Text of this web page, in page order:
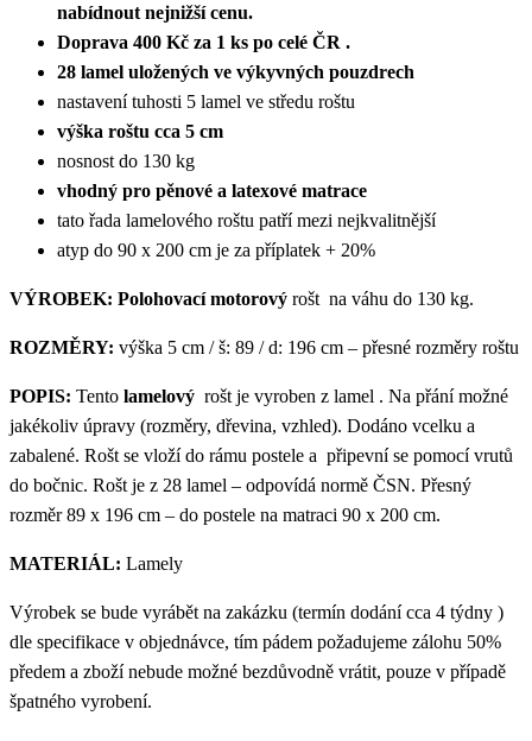
nabídnout nejnižší cenu.
Doprava 400 Kč za 1 ks po celé ČR .
28 lamel uložených ve výkyvných pouzdrech
nastavení tuhosti 5 lamel ve středu roštu
výška roštu cca 5 cm
nosnost do 130 kg
vhodný pro pěnové a latexové matrace
tato řada lamelového roštu patří mezi nejkvalitnější
atyp do 90 x 200 cm je za příplatek + 20%
VÝROBEK: Polohovací motorový rošt na váhu do 130 kg.
ROZMĚRY: výška 5 cm / š: 89 / d: 196 cm – přesné rozměry roštu
POPIS: Tento lamelový rošt je vyroben z lamel . Na přání možné
jakékoliv úpravy (rozměry, dřevina, vzhled). Dodáno vcelku a
zabalené. Rošt se vloží do rámu postele a připevní se pomocí vrutů
do bočnic. Rošt je z 28 lamel – odpovídá normě ČSN. Přesný
rozměr 89 x 196 cm – do postele na matraci 90 x 200 cm.
MATERIÁL: Lamely
Výrobek se bude vyrábět na zakázku (termín dodání cca 4 týdny )
dle specifikace v objednávce, tím pádem požadujeme zálohu 50%
předem a zboží nebude možné bezdůvodně vrátit, pouze v případě
špatného vyrobení.